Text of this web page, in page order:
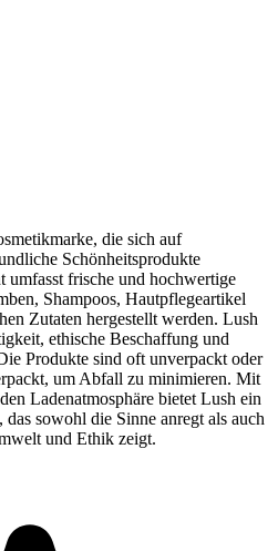
die sich auf
Schönheitsprodukte
umfasst frische und hochwertige
Shampoos, Hautpflegeartikel
Zutaten hergestellt werden. Lush
ethische Beschaffung und
Produkte sind oft unverpackt oder
um Abfall zu minimieren. Mit
Ladenatmosphäre bietet Lush ein
sowohl die Sinne anregt als auch
und Ethik zeigt.